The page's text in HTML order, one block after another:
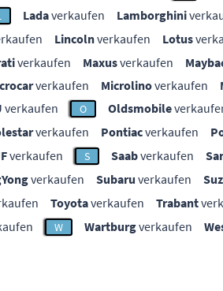
Ladaverkaufen Lamborghini
Lincolnverkaufen Lotus
verkaufen Maxusverkaufen
verkaufen Microlinoverkaufen
verkaufen O Oldsmobile
verkaufen Pontiacverkaufen
verkaufen S Saabverkaufen
verkaufen Subaru verkaufen
Toyotaverkaufen Trabant
W Wartburgverkaufen